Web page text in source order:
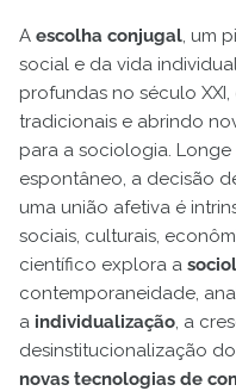
A escolha conjugal, um
social e da vida
profundas no século
tradicionais e abrindo
para a sociologia.
espontâneo, a decisão
uma união afetiva é
sociais, culturais,
científico explora a
contemporaneidade,
a individualização, a
desinstitucionalização
novas tecnologias de